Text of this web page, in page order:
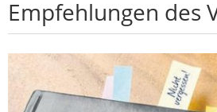
Empfehlungen des